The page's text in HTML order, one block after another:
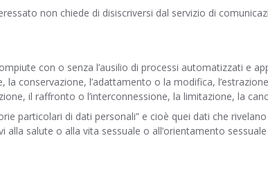
non chiede di disiscriversi dal servizio di
con o senza l’ausilio di processi automatizzati e
conservazione, l’adattamento o la modifica,
il raffronto o l’interconnessione, la limitazione, la
particolari di dati personali” e cioè quei dati che
salute o alla vita sessuale o all’orientamento